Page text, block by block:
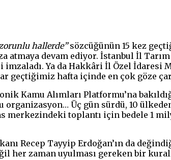
hallerde”sözcüğünün 15 kez
devam ediyor. İstanbul İl
imzaladı. Ya da Hakkâri İl Özel
geçtiğimiz hafta içinde en çok göze
Kamu Alımları Platformu’na
Üç gün sürdü, 10 ülkeden
merkezindeki toplantı için bedele 1
Recep Tayyip Erdoğan’ın da
her zaman uyulması gereken bir